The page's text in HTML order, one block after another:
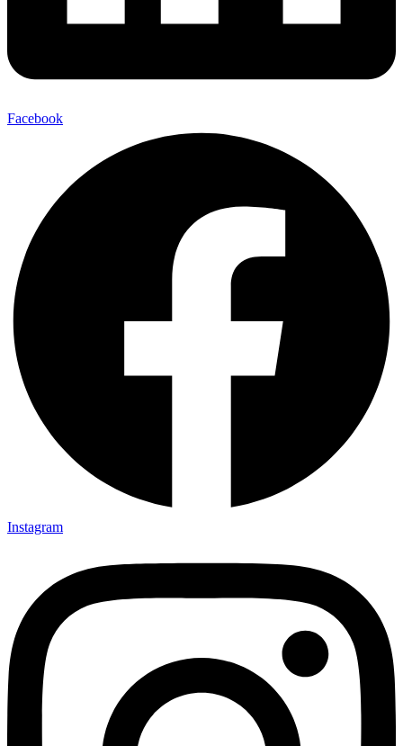
Facebook
Instagram